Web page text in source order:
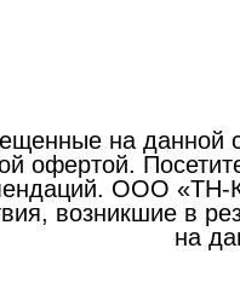
на данной
офертой.
ООО «ТН-
возникшие в
на